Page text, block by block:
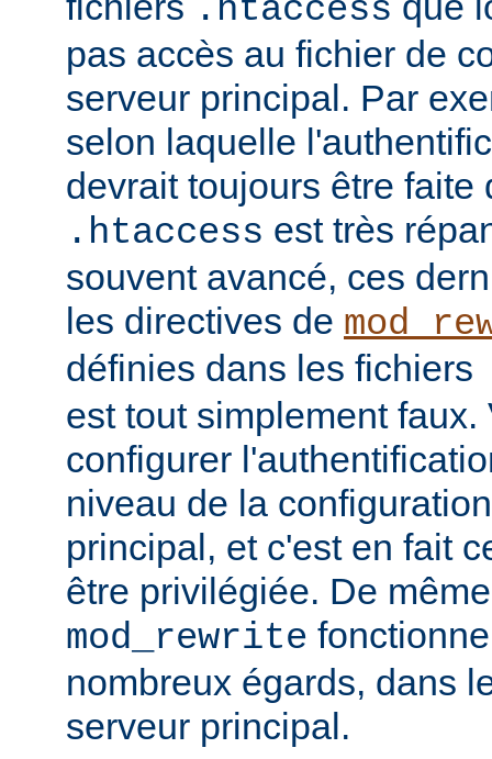
.htaccess
pas accès au fichier de
serveur principal. Par
selon laquelle
devrait toujours être faite
.htaccess est très
souvent avancé, ces
les directives de
définies dans les fichiers
est tout simplement faux.
configurer
niveau de la
principal, et c'est en fait
être privilégiée. De
mod_rewrite
nombreux égards, dans
serveur principal.